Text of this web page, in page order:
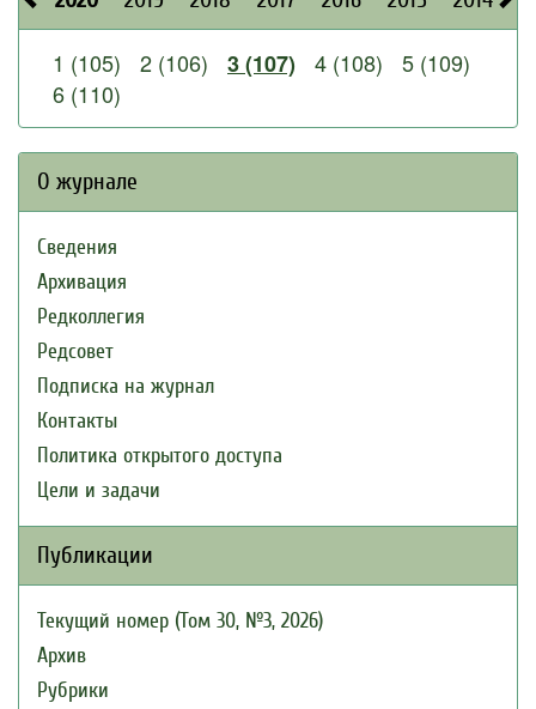
1 (105) 2 (106) 3 (107) 4 (108)
5 (109)
6 (110)
О журнале
Сведения
Архивация
Редколлегия
Редсовет
Подписка на журнал
Контакты
Политика открытого доступа
Цели и задачи
Публикации
Текущий номер (Том 30, №3, 2026)
Архив
Рубрики